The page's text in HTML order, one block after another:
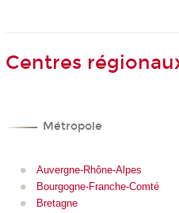
Centres
Métropole
Auvergne-Rhône-Alpes
Bourgogne-Franche-Comté
Bretagne